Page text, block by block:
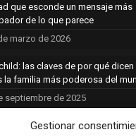
Gestionar
que esconde un mensaje más
de lo que parece
marzo de 2026
las claves de por qué dicen
la familia más poderosa del
septiembre de 2025